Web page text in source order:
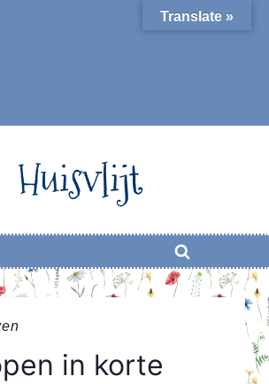
Huisvlijt
in korte
Translate »